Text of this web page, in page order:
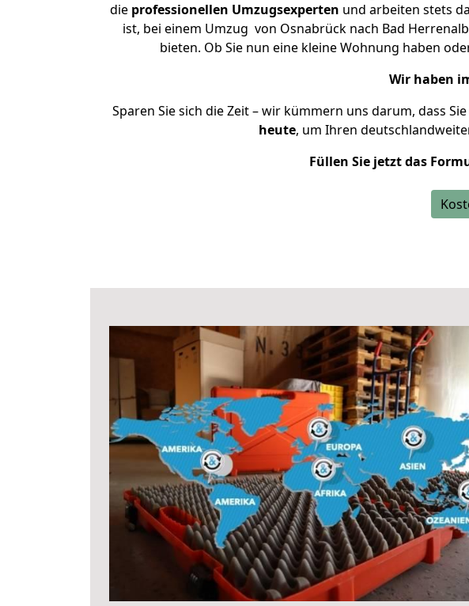
die professionellen Umzugsexperten und arbeiten stets
ist, bei einem Umzug von Osnabrück nach Bad
bieten. Ob Sie nun eine kleine Wohnung haben
Wir haben
Sparen Sie sich die Zeit – wir kümmern uns darum, dass
heute, um Ihren
Füllen Sie jetzt das